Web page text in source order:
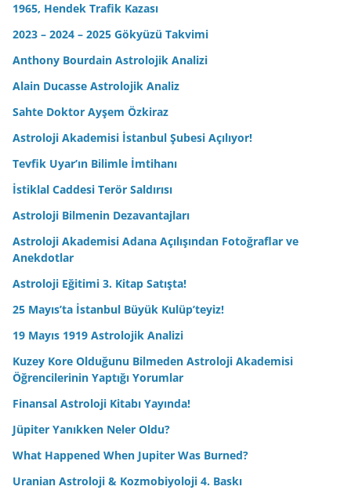
1965, Hendek Trafik Kazası
2023 – 2024 – 2025 Gökyüzü Takvimi
Anthony Bourdain Astrolojik Analizi
Alain Ducasse Astrolojik Analiz
Sahte Doktor Ayşem Özkiraz
Astroloji Akademisi İstanbul Şubesi Açılıyor!
Tevfik Uyar’ın Bilimle İmtihanı
İstiklal Caddesi Terör Saldırısı
Astroloji Bilmenin Dezavantajları
Astroloji Akademisi Adana Açılışından Fotoğraflar ve
Anekdotlar
Astroloji Eğitimi 3. Kitap Satışta!
25 Mayıs’ta İstanbul Büyük Kulüp’teyiz!
19 Mayıs 1919 Astrolojik Analizi
Kuzey Kore Olduğunu Bilmeden Astroloji Akademisi
Öğrencilerinin Yaptığı Yorumlar
Finansal Astroloji Kitabı Yayında!
Jüpiter Yanıkken Neler Oldu?
What Happened When Jupiter Was Burned?
Uranian Astroloji & Kozmobiyoloji 4. Baskı